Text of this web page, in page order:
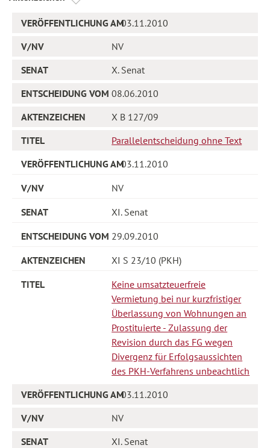
03.11.2010
NV
X. Senat
08.06.2010
X B 127/09
Parallelentscheidung ohne Text
03.11.2010
NV
XI. Senat
29.09.2010
XI S 23/10 (PKH)
Keine umsatzteuerfreie
Vermietung bei nur kurzfristiger
Überlassung von Wohnungen an
Prostituierte - Zulassung der
Revision durch das FG wegen
Divergenz für Erfolgsaussichten
des PKH-Verfahrens unbeachtlich
03.11.2010
NV
XI. Senat